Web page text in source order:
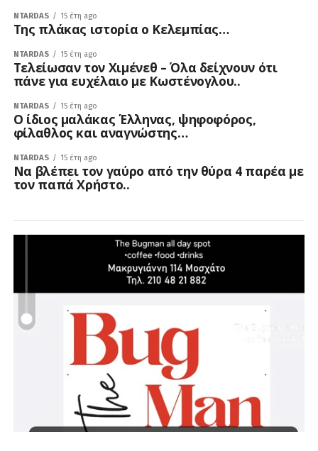
NTARDAS 15 έτη ago
Tης πλάκας ιστορία ο Κελεμπίας…
NTARDAS 15 έτη ago
Τελείωσαν τον Χιμένεθ – Όλα δείχνουν ότι
πάνε για ευχέλαιο με Κωστένογλου..
NTARDAS 15 έτη ago
O ίδιος μαλάκας Έλληνας, ψηφοφόρος,
φίλαθλος και αναγνώστης…
NTARDAS 15 έτη ago
Nα βλέπει τον γαύρο από την θύρα 4 παρέα με
τον παπά Χρήστο..